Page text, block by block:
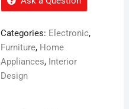
Categories: Electronic,
Furniture, Home
Appliances, Interior
Design